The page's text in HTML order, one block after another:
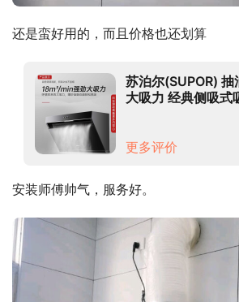
还是蛮好用的，而且价格也还划算
苏泊尔(SUPOR)
大吸力 经典侧吸式
更多评价
安装师傅帅气，服务好。